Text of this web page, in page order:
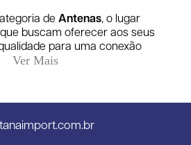
de Antenas, o lugar
que buscam oferecer aos seus
para uma conexão
Importação e Exportação,
precisa para atender às
Confira nossas opções e
melhores preços no atacado!